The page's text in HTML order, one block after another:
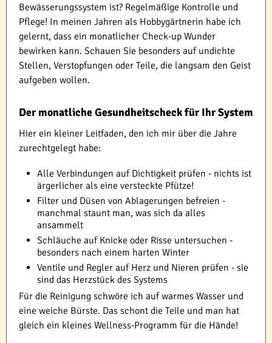
Bewässerungssystem ist? Regelmäßige Kontrolle und
Pflege! In meinen Jahren als Hobbygärtnerin habe ich
gelernt, dass ein monatlicher Check-up Wunder
bewirken kann. Schauen Sie besonders auf undichte
Stellen, Verstopfungen oder Teile, die langsam den Geist
aufgeben wollen.
Der monatliche Gesundheitscheck für Ihr System
Hier ein kleiner Leitfaden, den ich mir über die Jahre
zurechtgelegt habe:
Alle Verbindungen auf Dichtigkeit prüfen - nichts ist
ärgerlicher als eine versteckte Pfütze!
Filter und Düsen von Ablagerungen befreien -
manchmal staunt man, was sich da alles
ansammelt
Schläuche auf Knicke oder Risse untersuchen -
besonders nach einem harten Winter
Ventile und Regler auf Herz und Nieren prüfen - sie
sind das Herzstück des Systems
Für die Reinigung schwöre ich auf warmes Wasser und
eine weiche Bürste. Das schont die Teile und man hat
gleich ein kleines Wellness-Programm für die Hände!